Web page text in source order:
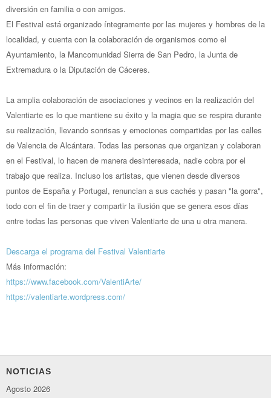
diversión en familia o con amigos.
El Festival está organizado íntegramente por las mujeres y hombres de la
localidad, y cuenta con la colaboración de organismos como el
Ayuntamiento, la Mancomunidad Sierra de San Pedro, la Junta de
Extremadura o la Diputación de Cáceres.
La amplia colaboración de asociaciones y vecinos en la realización del
Valentiarte es lo que mantiene su éxito y la magia que se respira durante
su realización, llevando sonrisas y emociones compartidas por las calles
de Valencia de Alcántara. Todas las personas que organizan y colaboran
en el Festival, lo hacen de manera desinteresada, nadie cobra por el
trabajo que realiza. Incluso los artistas, que vienen desde diversos
puntos de España y Portugal, renuncian a sus cachés y pasan "la gorra",
todo con el fin de traer y compartir la ilusión que se genera esos días
entre todas las personas que viven Valentiarte de una u otra manera.
Descarga el programa del Festival Valentiarte
Más información:
https://www.facebook.com/ValentiArte/
https://valentiarte.wordpress.com/
NOTICIAS
Agosto 2026